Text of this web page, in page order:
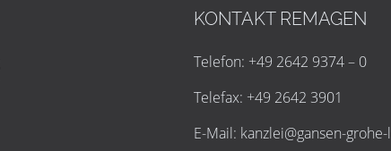
KONTAKT REMAGEN
Telefon: +49 2642 9374 – 0
Telefax: +49 2642 3901
E-Mail: kanzlei@gansen-grohe-l